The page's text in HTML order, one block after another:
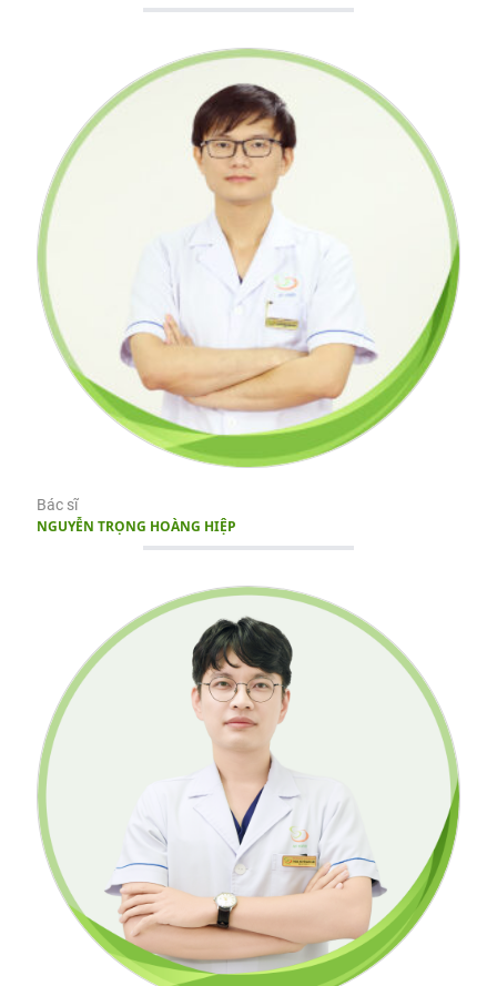
Bác sĩ
NGUYỄN TRỌNG HOÀNG HIỆP